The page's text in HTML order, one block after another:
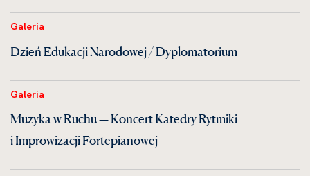
Galeria
Dzień Edukacji Narodowej / Dyplomatorium
Galeria
Muzyka w Ruchu — Koncert Katedry Rytmiki
i Improwizacji Fortepianowej